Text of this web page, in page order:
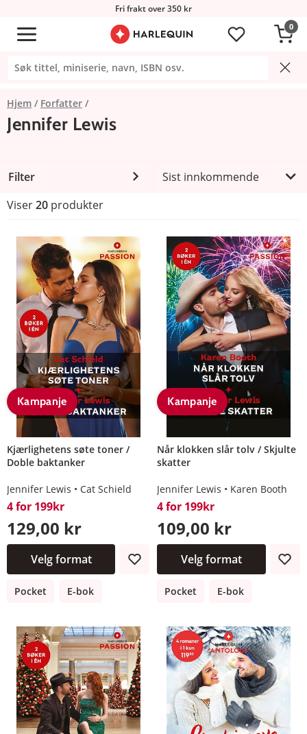
Fri frakt over 350 kr
0
Hjem Forfatter
Jennifer Lewis
Filter
Sist innkommende
Viser20 produkter
Kampanje
Kjærlighetens søte toner /
Doble baktanker
Jennifer Lewis Cat Schield
4 for 199kr
129,00 kr
Velg format
Pocket E-bok
Kampanje
Når klokken slår tolv / Skjulte
skatter
Jennifer Lewis Karen Booth
4 for 199kr
109,00 kr
Velg format
Pocket E-bok